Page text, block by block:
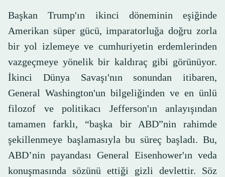
Başkan Trump'ın ikinci döneminin eşiğinde
Amerikan süper gücü, imparatorluğa doğru zorla
bir yol izlemeye ve cumhuriyetin erdemlerinden
vazgeçmeye yönelik bir kaldıraç gibi görünüyor.
İkinci Dünya Savaşı'nın sonundan itibaren,
General Washington'un bilgeliğinden ve en ünlü
filozof ve politikacı Jefferson'ın anlayışından
tamamen farklı, “başka bir ABD”nin rahimde
şekillenmeye başlamasıyla bu süreç başladı. Bu,
ABD’nin payandası General Eisenhower'ın veda
konuşmasında sözünü ettiği gizli devlettir. Söz